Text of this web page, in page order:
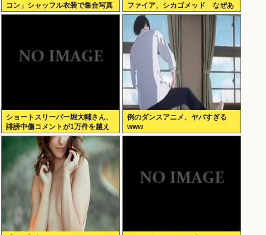
コン」シャッフル衣装で集合写真
ファイア、シカゴメッド なぜあ
の人は、あそこまで背負うのか
ショートスリーパー堀大輔さん、
誹謗中傷コメントが1万件を越え
て号泣してしまう
例のダンスアニメ、ヤバすぎる
www